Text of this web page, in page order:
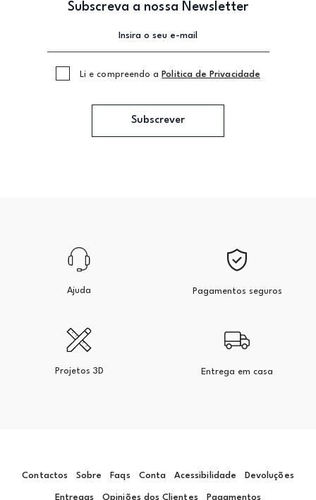
Subscreva a nossa Newsletter
Li e compreendo a Politica de Privacidade
Subscrever
Ajuda Pagamentos seguros
Projetos 3D Entrega em casa
Contactos Sobre Faqs Conta Acessibilidade Devoluções
Entregas Opiniões dos Clientes Pagamentos